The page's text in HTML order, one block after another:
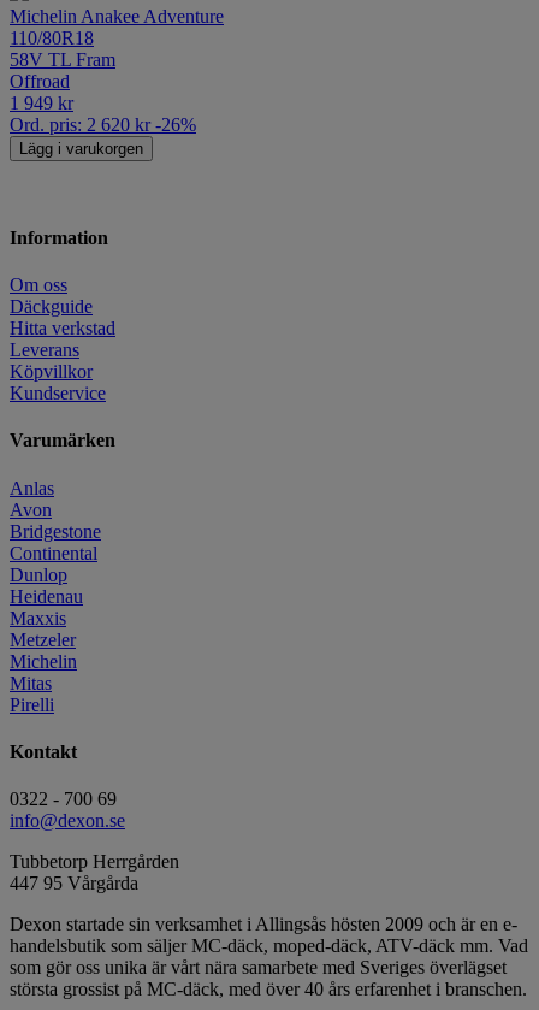
Michelin Anakee Adventure
110/80R18
58V TL Fram
Offroad
1 949 kr
Ord. pris: 2 620 kr -26%
Lägg i varukorgen
Information
Om oss
Däckguide
Hitta verkstad
Leverans
Köpvillkor
Kundservice
Varumärken
Anlas
Avon
Bridgestone
Continental
Dunlop
Heidenau
Maxxis
Metzeler
Michelin
Mitas
Pirelli
Kontakt
0322 - 700 69
info@dexon.se
Tubbetorp Herrgården
447 95 Vårgårda
Dexon startade sin verksamhet i Allingsås hösten 2009 och är en e-
handelsbutik som säljer MC-däck, moped-däck, ATV-däck mm. Vad
som gör oss unika är vårt nära samarbete med Sveriges överlägset
största grossist på MC-däck, med över 40 års erfarenhet i branschen.